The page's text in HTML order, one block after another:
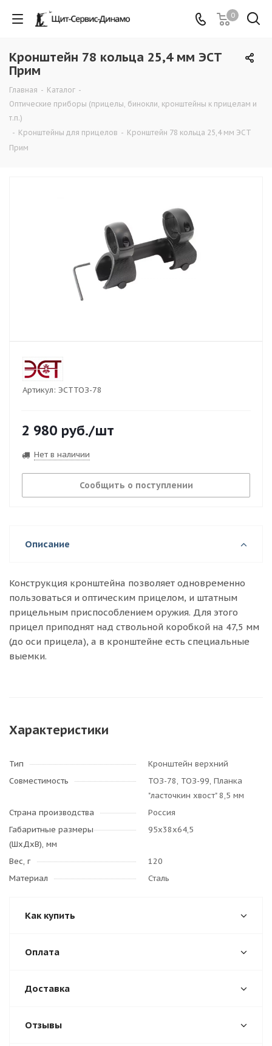
0
Кронштейн 78 кольца 25,4 мм ЭСТ
Прим
Главная - Каталог -
Оптические приборы (прицелы, бинокли, кронштейны к прицелам и
т.п.)
- Кронштейны для прицелов - Кронштейн 78 кольца 25,4 мм ЭСТ
Прим
Артикул: ЭСТТОЗ-78
2 980 руб./шт
Нет в наличии
Сообщить о поступлении
Описание
Конструкция кронштейна позволяет одновременно
пользоваться и оптическим прицелом, и штатным
прицельным приспособлением оружия. Для этого
прицел приподнят над ствольной коробкой на 47,5 мм
(до оси прицела), а в кронштейне есть специальные
выемки.
Характеристики
Тип
Кронштейн верхний
Совместимость
ТОЗ-78, ТОЗ-99, Планка
"ласточкин хвост" 8,5 мм
Страна производства
Россия
Габаритные размеры
(ШхДхВ), мм
95х38х64,5
Вес, г
120
Материал
Сталь
Как купить
Оплата
Доставка
Отзывы